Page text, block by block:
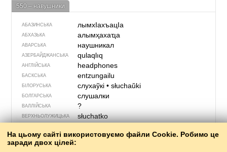
550 – навушники
АБАЗИНСЬКА лымхIахъацIа
АБХАЗЬКА алымҳахаҵа
АВАРСЬКА наушникал
АЗЕРБАЙДЖАНСЬКА qulaqlıq
АНГЛІЙСЬКА headphones
БАСКСЬКА entzungailu
БІЛОРУСЬКА слухаўкі• słuchaŭki
БОЛГАРСЬКА слушалки
ВАЛЛІЙСЬКА ?
ВЕРХНЬОЛУЖИЦЬКА słuchatko
ГРЕЦЬКА ακουστικά
ГРУЗИНСЬКА
На цьому сайті використовуємо файли Cookie. Робимо це
заради двох цілей: